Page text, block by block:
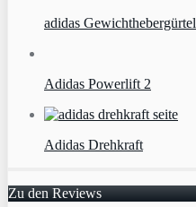
adidas Gewichthebergürtel
Adidas Powerlift 2
Adidas Drehkraft
Zu den Reviews